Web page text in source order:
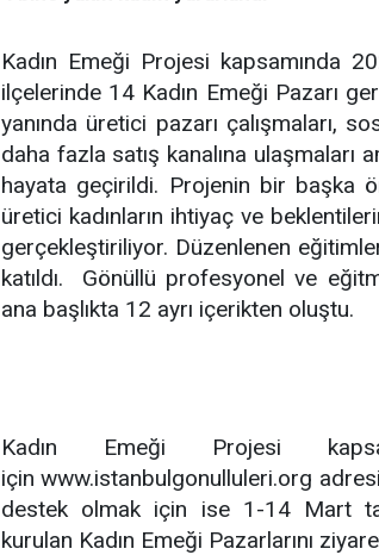
Kadın Emeği Projesi kapsamında
ilçelerinde 14 Kadın Emeği Pazarı
yanında üretici pazarı çalışmaları,
daha fazla satış kanalına ulaşmaları
hayata geçirildi. Projenin bir başka
üretici kadınların ihtiyaç ve
gerçekleştiriliyor. Düzenlenen
katıldı. Gönüllü profesyonel ve
ana başlıkta 12 ayrı içerikten oluştu.
Kadın Emeği Projesi
için www.istanbulgonulluleri.org
destek olmak için ise 1-14 Mart
kurulan Kadın Emeği Pazarlarını